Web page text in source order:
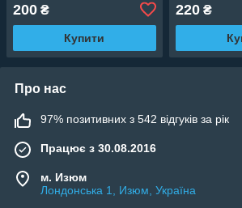
200 ₴
Купити
220₴
Про нас
97% позитивних з 542 відгуків за рік
Працює з 30.08.2016
м. Изюм
Лондонська 1, Изюм, Україна